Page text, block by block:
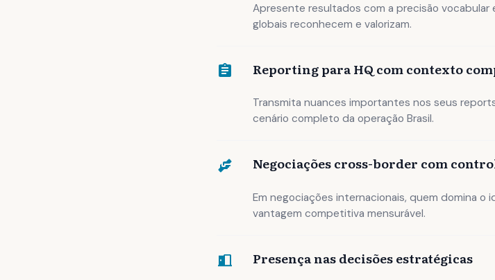
Apresente resultados com a precisão
globais reconhecem e valorizam.
Reporting para HQ com contexto
Transmita nuances importantes nos seus
cenário completo da operação Brasil.
Negociações cross-border com
Em negociações internacionais, quem domina o
vantagem competitiva mensurável.
Presença nas decisões estratégicas